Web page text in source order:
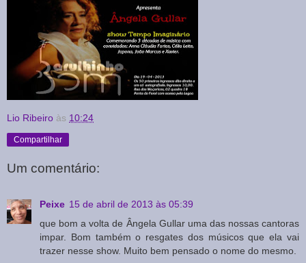
Lio Ribeiro às 10:24
Compartilhar
Um comentário:
Peixe 15 de abril de 2013 às 05:39
que bom a volta de Ângela Gullar uma das nossas cantoras
impar. Bom também o resgates dos músicos que ela vai
trazer nesse show. Muito bem pensado o nome do mesmo.